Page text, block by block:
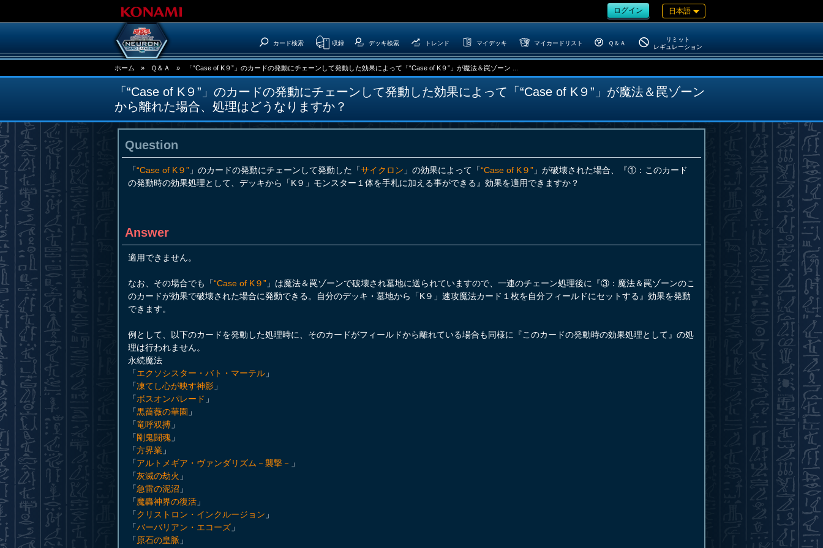
ログイン 日本語
カード検索 収録 デッキ検索 トレンド マイデッキ マイカードリスト Ｑ＆Ａ
リミット
レギュレーション
ホーム » Ｑ＆Ａ » 「“Case of K９”」のカードの発動にチェーンして発動した効果によって「“Case of K９”」が魔法＆罠ゾーン ...
「“Case of K９”」のカードの発動にチェーンして発動した効果によって「“Case of K９”」が魔法＆罠ゾーン
から離れた場合、処理はどうなりますか？
Question
「“Case of K９” 」のカードの発動にチェーンして発動した「サイクロン 」の効果によって「“Case of K９” 」が破壊された場合、『①：このカード
の発動時の効果処理として、デッキから「K９」モンスター１体を手札に加える事ができる』効果を適用できますか？
Answer
適用できません。
なお、その場合でも「“Case of K９” 」は魔法＆罠ゾーンで破壊され墓地に送られていますので、一連のチェーン処理後に『③：魔法＆罠ゾーンのこ
のカードが効果で破壊された場合に発動できる。自分のデッキ・墓地から「K９」速攻魔法カード１枚を自分フィールドにセットする』効果を発動
できます。
例として、以下のカードを発動した処理時に、そのカードがフィールドから離れている場合も同様に『このカードの発動時の効果処理として』の処
理は行われません。
永続魔法
「エクソシスター・バト・マーテル 」
「凍てし心が映す神影 」
「ボスオンパレード 」
「黒薔薇の華園 」
「竜呼双搏 」
「剛鬼闘魂 」
「方界業 」
「アルトメギア・ヴァンダリズム－襲撃－ 」
「灰滅の劫火 」
「急雷の泥沼 」
「魔轟神界の復活 」
「クリストロン・インクルージョン 」
「バーバリアン・エコーズ 」
「 原石の皇脈 」